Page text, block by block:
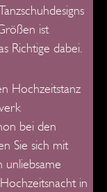
ist
Richtige dabei.
Hochzeitstanz
bei den
Sie sich mit
in